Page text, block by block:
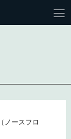
ノースフロ